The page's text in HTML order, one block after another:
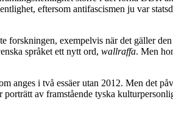
eftersom antifascismen ju var
forskningen, exempelvis när det gäller
språket ett nytt ord, wallraffa. Men
anges i två essäer utan 2012. Men det
av framstående tyska